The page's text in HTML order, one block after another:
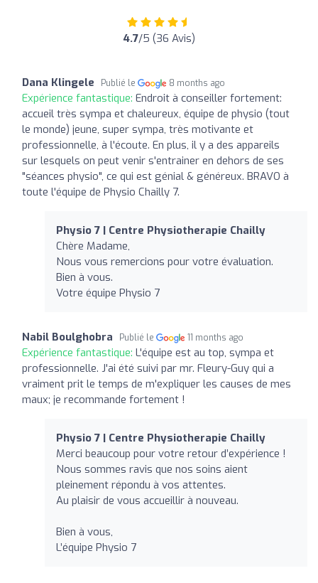
4.7/5 (36 Avis)
Dana Klingele Publié le 8 months ago
Expérience fantastique: Endroit à conseiller fortement:
accueil très sympa et chaleureux, équipe de physio (tout
le monde) jeune, super sympa, très motivante et
professionnelle, à l'écoute. En plus, il y a des appareils
sur lesquels on peut venir s'entrainer en dehors de ses
"séances physio", ce qui est génial & généreux. BRAVO à
toute l'équipe de Physio Chailly 7.
Physio 7 | Centre Physiotherapie Chailly
Chère Madame,
Nous vous remercions pour votre évaluation.
Bien à vous.
Votre équipe Physio 7
Nabil Boulghobra Publié le 11 months ago
Expérience fantastique: L'équipe est au top, sympa et
professionnelle. J'ai été suivi par mr. Fleury-Guy qui a
vraiment prit le temps de m'expliquer les causes de mes
maux; je recommande fortement !
Physio 7 | Centre Physiotherapie Chailly
Merci beaucoup pour votre retour d’expérience !
Nous sommes ravis que nos soins aient
pleinement répondu à vos attentes.
Au plaisir de vous accueillir à nouveau.
Bien à vous,
L’équipe Physio 7